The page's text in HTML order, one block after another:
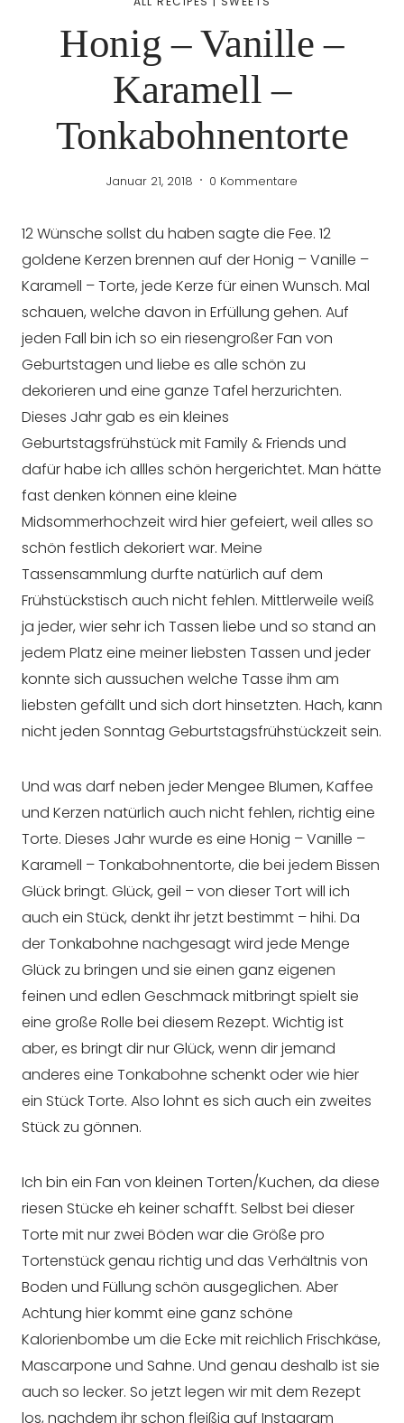
Honig – Vanille –
Karamell –
Tonkabohnentorte
Januar 21, 2018 0 Kommentare
12 Wünsche sollst du haben sagte die Fee. 12
goldene Kerzen brennen auf der Honig – Vanille –
Karamell – Torte, jede Kerze für einen Wunsch. Mal
schauen, welche davon in Erfüllung gehen. Auf
jeden Fall bin ich so ein riesengroßer Fan von
Geburtstagen und liebe es alle schön zu
dekorieren und eine ganze Tafel herzurichten.
Dieses Jahr gab es ein kleines
Geburtstagsfrühstück mit Family & Friends und
dafür habe ich allles schön hergerichtet. Man hätte
fast denken können eine kleine
Midsommerhochzeit wird hier gefeiert, weil alles so
schön festlich dekoriert war. Meine
Tassensammlung durfte natürlich auf dem
Frühstückstisch auch nicht fehlen. Mittlerweile weiß
ja jeder, wier sehr ich Tassen liebe und so stand an
jedem Platz eine meiner liebsten Tassen und jeder
konnte sich aussuchen welche Tasse ihm am
liebsten gefällt und sich dort hinsetzten. Hach, kann
nicht jeden Sonntag Geburtstagsfrühstückzeit sein.
Und was darf neben jeder Mengee Blumen, Kaffee
und Kerzen natürlich auch nicht fehlen, richtig eine
Torte. Dieses Jahr wurde es eine Honig – Vanille –
Karamell – Tonkabohnentorte, die bei jedem Bissen
Glück bringt. Glück, geil – von dieser Tort will ich
auch ein Stück, denkt ihr jetzt bestimmt – hihi. Da
der Tonkabohne nachgesagt wird jede Menge
Glück zu bringen und sie einen ganz eigenen
feinen und edlen Geschmack mitbringt spielt sie
eine große Rolle bei diesem Rezept. Wichtig ist
aber, es bringt dir nur Glück, wenn dir jemand
anderes eine Tonkabohne schenkt oder wie hier
ein Stück Torte. Also lohnt es sich auch ein zweites
Stück zu gönnen.
Ich bin ein Fan von kleinen Torten/Kuchen, da diese
riesen Stücke eh keiner schafft. Selbst bei dieser
Torte mit nur zwei Böden war die Größe pro
Tortenstück genau richtig und das Verhältnis von
Boden und Füllung schön ausgeglichen. Aber
Achtung hier kommt eine ganz schöne
Kalorienbombe um die Ecke mit reichlich Frischkäse,
Mascarpone und Sahne. Und genau deshalb ist sie
auch so lecker. So jetzt legen wir mit dem Rezept
los, nachdem ihr schon fleißig auf Instagram